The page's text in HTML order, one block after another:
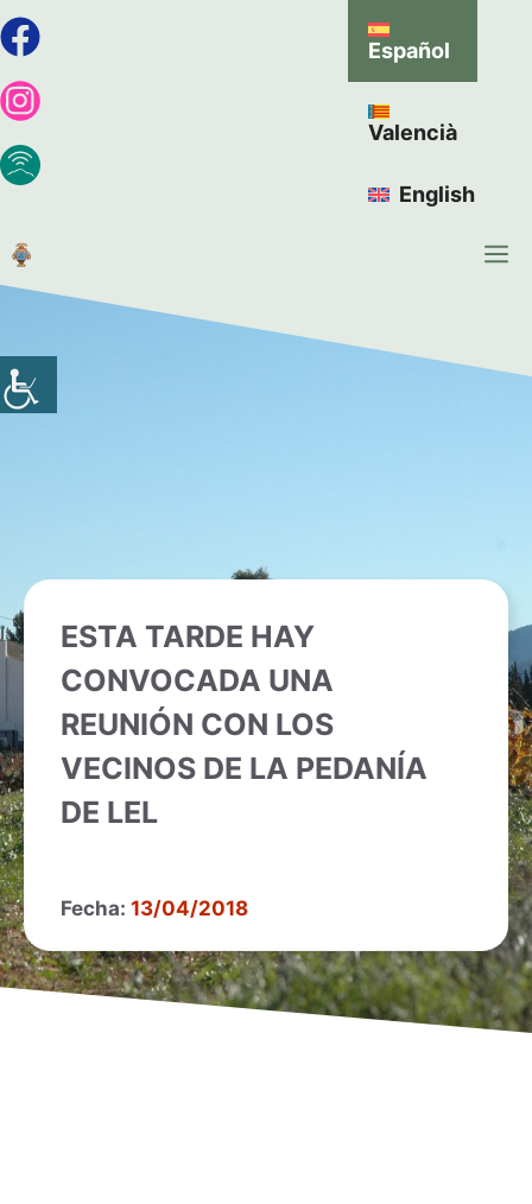
Español
Valencià
English
ESTA TARDE HAY
CONVOCADA UNA
REUNIÓN CON LOS
VECINOS DE LA PEDANÍA
DE LEL
Fecha: 13/04/2018